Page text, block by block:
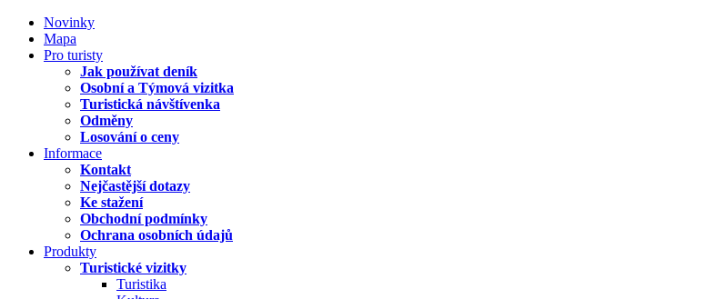
Novinky
Mapa
Pro turisty
Jak používat deník
Osobní a Týmová vizitka
Turistická návštívenka
Odměny
Losování o ceny
Informace
Kontakt
Nejčastější dotazy
Ke stažení
Obchodní podmínky
Ochrana osobních údajů
Produkty
Turistické vizitky
Turistika